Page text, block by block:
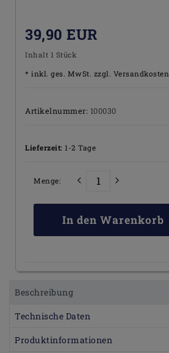
39,90 EUR
Inhalt 1 Stück
* inkl. ges. MwSt. zzgl. Versandkosten
Artikelnummer: 100030
Lieferzeit: 1-2 Tage
Menge:
In den Warenkorb
Beschreibung
Technische Daten
Produktinformationen